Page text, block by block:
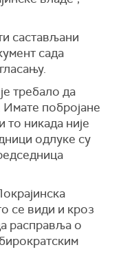
састављани
сада
требало да
побројане
никада није
одлуке су
се види и кроз
расправља о